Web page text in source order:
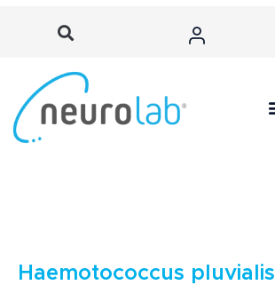
Haemotococcus pluvialis